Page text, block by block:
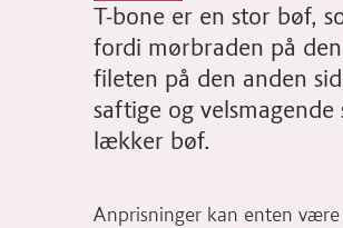
T-bone er en stor bøf,
fordi mørbraden på
fileten på den anden
saftige og
lækker bøf.
Anprisninger kan enten